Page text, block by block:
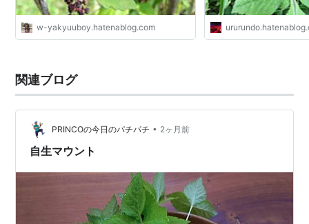
w-yakyuuboy.hatenablog.com
関連ブログ
PRINCOの今日のパチパチ • 2ヶ月前
自生マウント